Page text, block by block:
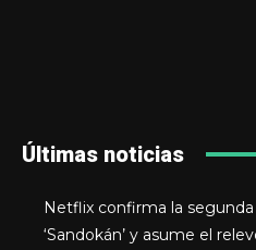
Últimas noticias
Netflix confirma la
‘Sandokán’ y asume el